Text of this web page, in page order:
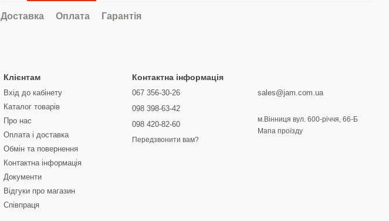
Доставка Оплата Гарантія
Клієнтам
Вхід до кабінету
Каталог товарів
Про нас
Оплата і доставка
Обмін та повернення
Контактна інформація
Документи
Відгуки про магазин
Співпраця
Контактна інформація
067 356-30-26
098 398-63-42
098 420-82-60
Передзвонити вам?
sales@jam.com.ua
м.Вінниця вул. 600-річчя, 66-Б
Мапа проїзду